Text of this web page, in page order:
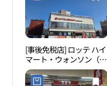
[事後免税店] ロッテ ハイ
マート・ウォンソン（院
城）店(롯데하이마트 원
성점)